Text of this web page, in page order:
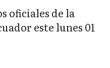
oficiales de la
este lunes 01